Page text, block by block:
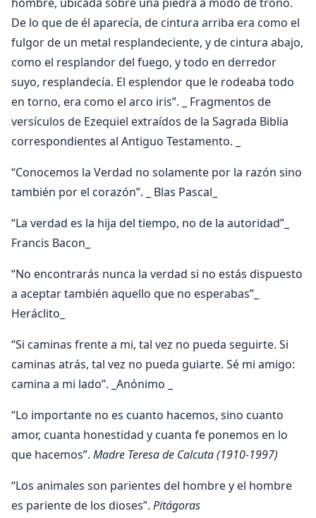
De lo que de él aparecía, de cintura arriba era como el
fulgor de un metal resplandeciente, y de cintura abajo,
como el resplandor del fuego, y todo en derredor
suyo, resplandecía. El esplendor que le rodeaba todo
en torno, era como el arco iris”. _ Fragmentos de
versículos de Ezequiel extraídos de la Sagrada Biblia
correspondientes al Antiguo Testamento. _
“Conocemos la Verdad no solamente por la razón sino
también por el corazón”. _ Blas Pascal_
“La verdad es la hija del tiempo, no de la autoridad”_
Francis Bacon_
“No encontrarás nunca la verdad si no estás dispuesto
a aceptar también aquello que no esperabas”_
Heráclito_
“Si caminas frente a mi, tal vez no pueda seguirte. Si
caminas atrás, tal vez no pueda guiarte. Sé mi amigo:
camina a mi lado”. _Anónimo _
“Lo importante no es cuanto hacemos, sino cuanto
amor, cuanta honestidad y cuanta fe ponemos en lo
que hacemos”. Madre Teresa de Calcuta (1910-1997)
“Los animales son parientes del hombre y el hombre
es pariente de los dioses”. Pitágoras